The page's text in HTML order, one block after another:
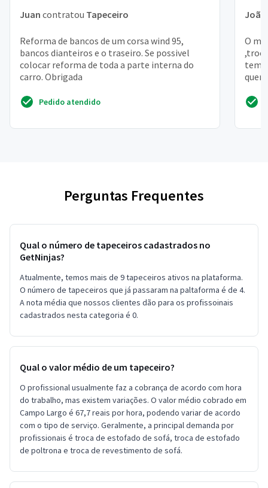
Juan contratou Tapeceiro
Reforma de bancos de um corsa wind 95,
bancos dianteiros e o traseiro. Se possivel
colocar reforma de toda a parte interna do
carro. Obrigada
Pedido atendido
O
tem
Perguntas Frequentes
Qual o número de tapeceiros cadastrados no
GetNinjas?
Atualmente, temos mais de 9 tapeceiros ativos na plataforma.
O número de tapeceiros que já passaram na paltaforma é de 4.
A nota média que nossos clientes dão para os profissoinais
cadastrados nesta categoria é 0.
Qual o valor médio de um tapeceiro?
O profissional usualmente faz a cobrança de acordo com hora
do trabalho, mas existem variações. O valor médio cobrado em
Campo Largo é 67,7 reais por hora, podendo variar de acordo
com o tipo de serviço. Geralmente, a principal demanda por
profissionais é troca de estofado de sofá, troca de estofado
de poltrona e troca de revestimento de sofá.